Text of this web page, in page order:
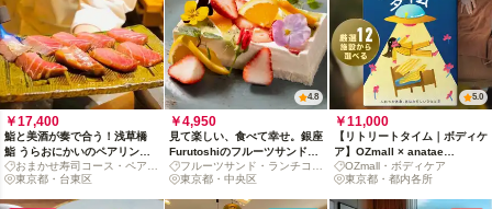
￥17,400
鮨と美酒が奏で合う！浅草橋
鮨 うらおにかいのペアリング
付限定コース（時間指定あり）
おまかせ寿司コース・ペアリ
ング
東京都・台東区
4.8
￥4,950
見て楽しい、食べて幸せ。銀座
Furutoshiのフルーツサンド特
別コース
フルーツサンド・ランチコー
ス
東京都・中央区
5.0
￥11,000
【リトリートタイム｜ボディケ
ア】OZmall × anatae
presents カタログギフト
OZmall・ボディケア
東京都・都内各所